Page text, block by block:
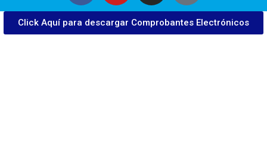
Click Aquí para descargar Comprobantes Electrónicos